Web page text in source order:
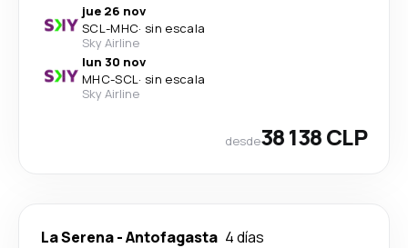
jue 26 nov
SCL-MHC· sin escala
Sky Airline
lun 30 nov
MHC-SCL· sin escala
Sky Airline
desde38 138 CLP
La Serena-Antofagasta 4 días